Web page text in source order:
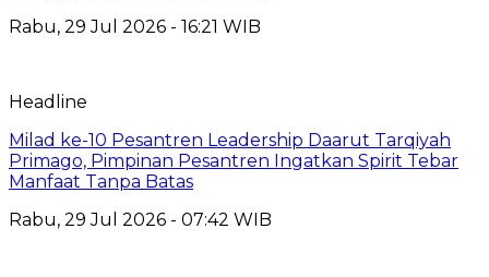
Rabu, 29 Jul 2026 - 16:21 WIB
Headline
Milad ke-10 Pesantren Leadership Daarut Tarqiyah
Primago, Pimpinan Pesantren Ingatkan Spirit Tebar
Manfaat Tanpa Batas
Rabu, 29 Jul 2026 - 07:42 WIB